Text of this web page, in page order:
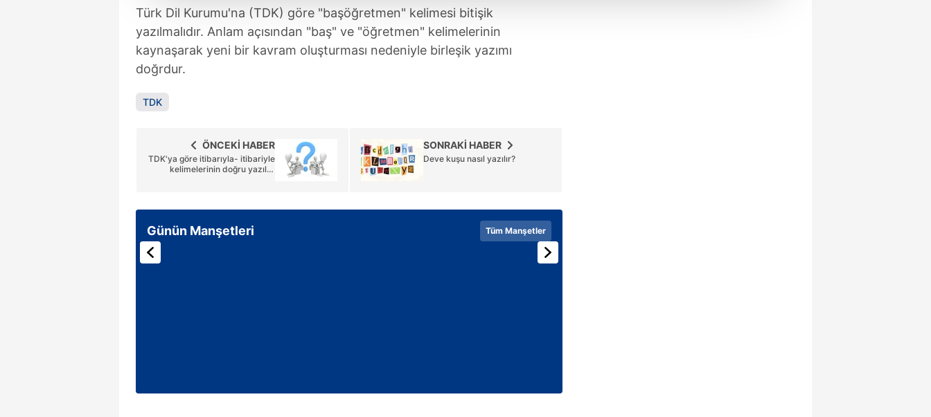
çerezler vasıtasıyla çeşitli kişisel verileriniz işlenmekte olup gerekli olan çerezler bilgi toplumu hizmetlerinin sunulması
amacıyla kullanılmaktadır. Diğer çerezler, sitemizin daha işlevsel kılınması ve kişiselleştirilmesi ve sizlere yönelik
reklam/pazarlama faaliyetlerinin yapılması, amaçlarıyla sınırlı olarak açık rızanız dahilinde kullanılacaktır.
Çerezlere ilişkin tercihlerinizi aşağıda yer alan panel vasıtasıyla belirleyebilirsiniz. Çerezlere ilişkin detaylı bilgi için Ayarlar
mevzuata uygun olarak kullanılan çerezlerle ilgili bilgi almak için lütfen tıklayınız
Türk Dil Kurumu'na (TDK) göre "başöğretmen" kelimesi bitişik
yazılmalıdır. Anlam açısından "baş" ve "öğretmen" kelimelerinin
kaynaşarak yeni bir kavram oluşturması nedeniyle birleşik yazımı
doğrdur.
TDK
SONRAKİ HABER
Deve kuşu nasıl yazılır?
ÖNCEKİ HABER
TDK'ya göre itibarıyla- itibariyle
kelimelerinin doğru yazılışı
Günün Manşetleri Tüm Manşetler